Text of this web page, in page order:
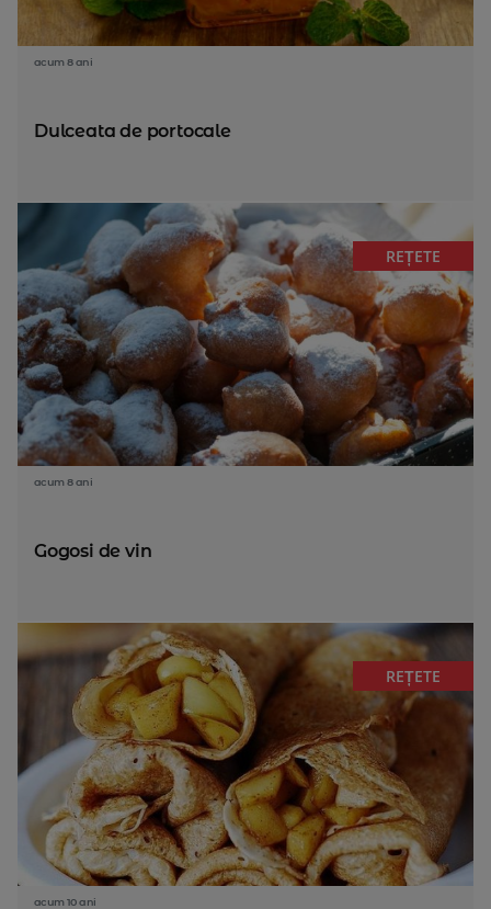
acum 8 ani
Dulceata de portocale
REȚETE
acum 8 ani
Gogosi de vin
REȚETE
acum 10 ani